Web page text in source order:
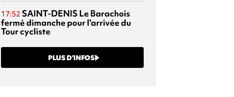
17:52 SAINT-DENIS Le Barachois
fermé dimanche pour l'arrivée du
Tour cycliste
PLUS D’INFOS